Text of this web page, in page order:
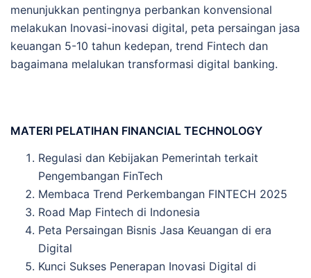
menunjukkan pentingnya perbankan konvensional
melakukan Inovasi-inovasi digital, peta persaingan jasa
keuangan 5-10 tahun kedepan, trend Fintech dan
bagaimana melalukan transformasi digital banking.
MATERI PELATIHAN FINANCIAL TECHNOLOGY
Regulasi dan Kebijakan Pemerintah terkait
Pengembangan FinTech
Membaca Trend Perkembangan FINTECH 2025
Road Map Fintech di Indonesia
Peta Persaingan Bisnis Jasa Keuangan di era
Digital
Kunci Sukses Penerapan Inovasi Digital di